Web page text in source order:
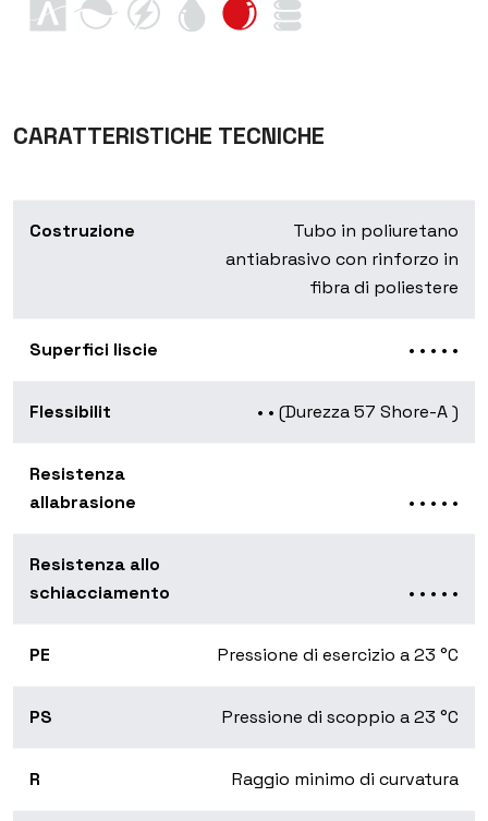
CARATTERISTICHE TECNICHE
Costruzione
Tubo in poliuretano
antiabrasivo con rinforzo in
fibra di poliestere
Superfici liscie • • • • •
Flessibilit • • (Durezza 57 Shore-A )
Resistenza
allabrasione
• • • • •
Resistenza allo
schiacciamento
• • • • •
PE Pressione di esercizio a 23 °C
PS Pressione di scoppio a 23 °C
R Raggio minimo di curvatura